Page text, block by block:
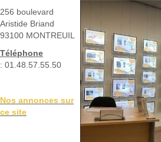
256 boulevard
Aristide Briand
93100 MONTREUIL
Téléphone
: 01.48.57.55.50
Nos annonces sur
ce site